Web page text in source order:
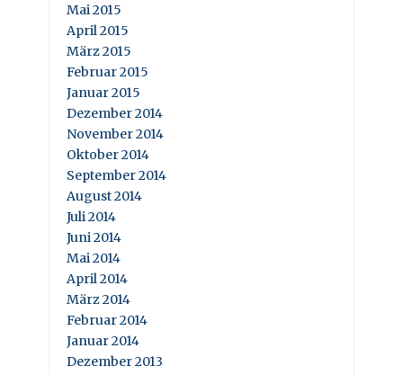
Mai 2015
April 2015
März 2015
Februar 2015
Januar 2015
Dezember 2014
November 2014
Oktober 2014
September 2014
August 2014
Juli 2014
Juni 2014
Mai 2014
April 2014
März 2014
Februar 2014
Januar 2014
Dezember 2013